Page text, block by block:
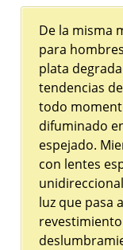
De la misma
para
plata
tendencias
todo
difuminado
espejado.
con lentes
luz que pasa